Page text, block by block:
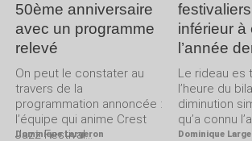
50ème anniversaire
avec un programme
relevé
On peut le constater au
travers de la
programmation annoncée :
l’équipe qui anime Crest
Jazz Festival...
Dominique Largeron
inférieur à
l’année
Le rideau es
l’heure du
diminution
qu’a connu
Dominique